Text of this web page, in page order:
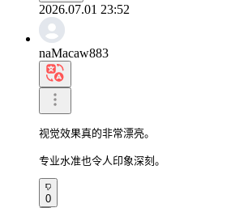
2026.07.01 23:52
naMacaw883
视觉效果真的非常漂亮。
专业水准也令人印象深刻。
0